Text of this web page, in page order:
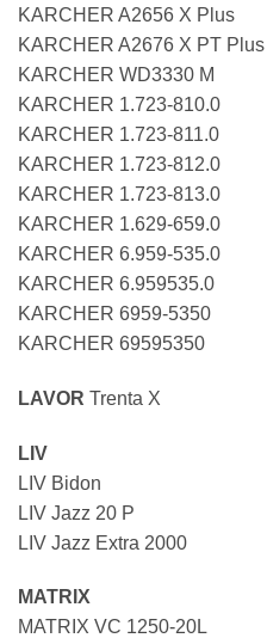
KARCHER A2656 X Plus
KARCHER A2676 X PT Plus
KARCHER WD3330 M
KARCHER 1.723-810.0
KARCHER 1.723-811.0
KARCHER 1.723-812.0
KARCHER 1.723-813.0
KARCHER 1.629-659.0
KARCHER 6.959-535.0
KARCHER 6.959535.0
KARCHER 6959-5350
KARCHER 69595350
LAVOR Trenta X
LIV
LIV Bidon
LIV Jazz 20 P
LIV Jazz Extra 2000
MATRIX
MATRIX VC 1250-20L